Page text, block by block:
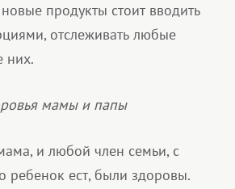
продукты стоит вводить
отслеживать любые
них.
мамы и папы
и любой член семьи, с
ребенок ест, были здоровы.